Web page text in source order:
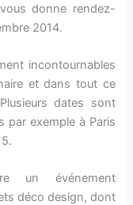
donne rendez-
2014.
incontournables
et dans tout ce
dates sont
par exemple à Paris
un événement
déco design, dont